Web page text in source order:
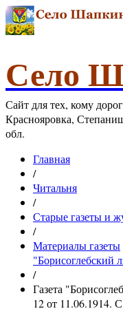
Село
Сайт для тех, кому
Краснояровка,
обл.
Главная
/
Читальня
/
Старые газеты и
/
Материалы газеты
"Борисоглебский
/
Газета
12 от 11.06.1914.